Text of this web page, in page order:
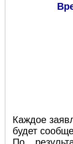
Каждое
будет
По